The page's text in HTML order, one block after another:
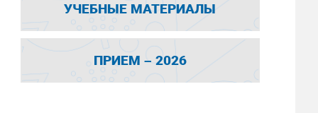
УЧЕБНЫЕ МАТЕРИАЛЫ
ПРИЕМ – 2026